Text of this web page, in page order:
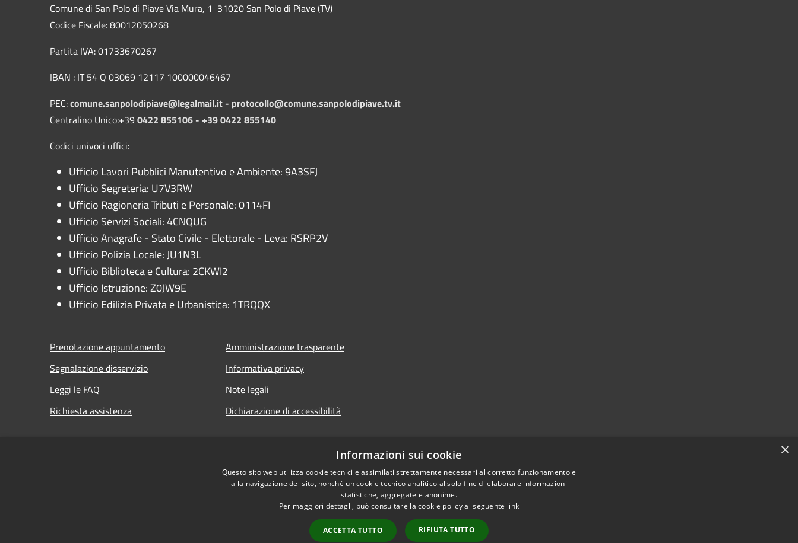
Comune di San Polo di Piave Via Mura, 1 31020 San Polo di Piave (TV)
Codice Fiscale: 80012050268
Partita IVA: 01733670267
IBAN : IT 54 Q 03069 12117 100000046467
PEC:comune.sanpolodipiave@legalmail.it - protocollo@comune.sanpolodipiave.tv.it
Centralino Unico:+39 0422 855106 - +39 0422 855140
Codici univoci uffici:
Ufficio Lavori Pubblici Manutentivo e Ambiente: 9A3SFJ
Ufficio Segreteria: U7V3RW
Ufficio Ragioneria Tributi e Personale: 0114FI
Ufficio Servizi Sociali: 4CNQUG
Ufficio Anagrafe - Stato Civile - Elettorale - Leva: RSRP2V
Ufficio Polizia Locale: JU1N3L
Ufficio Biblioteca e Cultura: 2CKWI2
Ufficio Istruzione: Z0JW9E
Ufficio Edilizia Privata e Urbanistica: 1TRQQX
Prenotazione appuntamento
Segnalazione disservizio
Leggi le FAQ
Richiesta assistenza
Amministrazione trasparente
Informativa privacy
Note legali
Dichiarazione di accessibilità
Mappa del sito
×
Informazioni sui cookie
Questo sito web utilizza cookie tecnici e assimilati strettamente necessari al corretto funzionamento e
alla navigazione del sito, nonché un cookie tecnico analitico al solo fine di elaborare informazioni
statistiche, aggregate e anonime.
Per maggiori dettagli, può consultare la cookie policy al seguente link
ACCETTA TUTTO RIFIUTA TUTTO